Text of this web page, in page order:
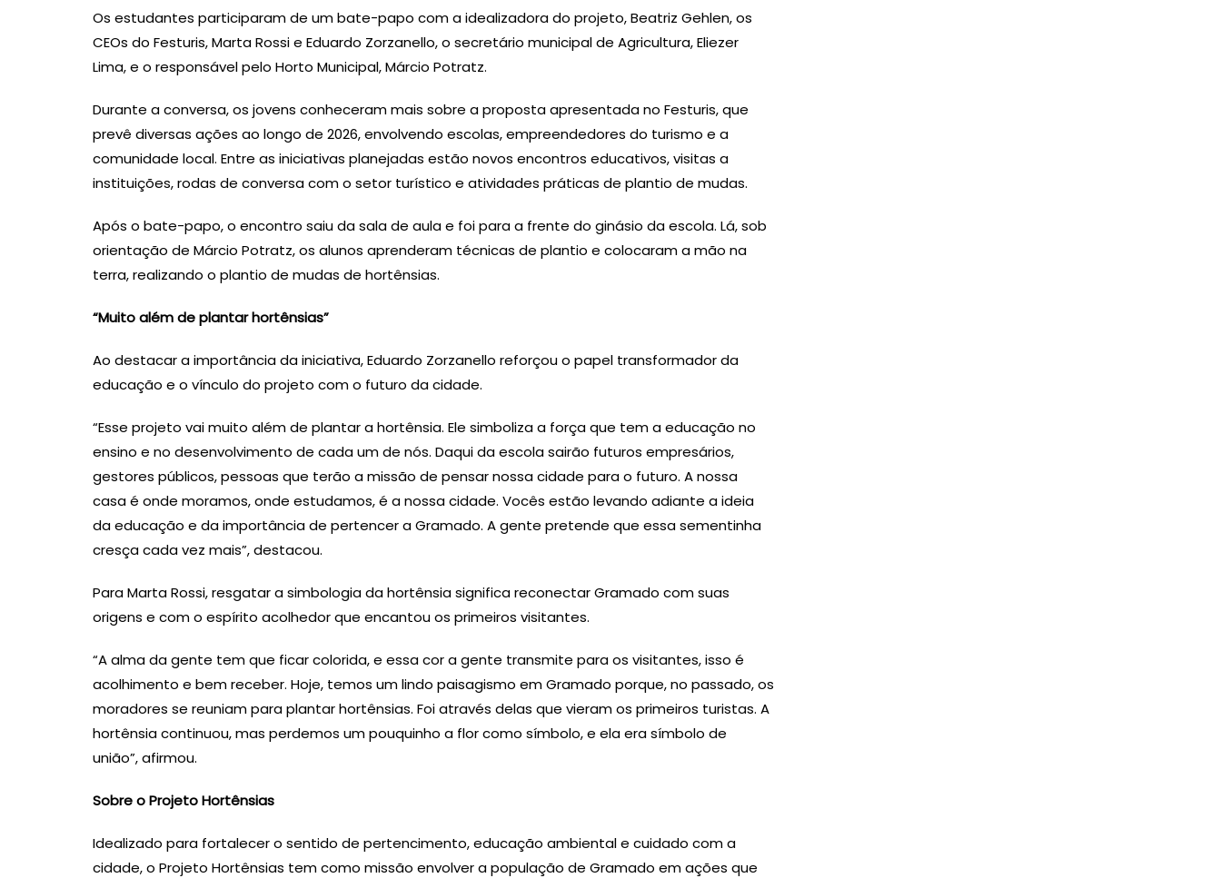
Os estudantes participaram de um bate-papo com a idealizadora do projeto, Beatriz Gehlen, os
CEOs do Festuris, Marta Rossi e Eduardo Zorzanello, o secretário municipal de Agricultura, Eliezer
Lima, e o responsável pelo Horto Municipal, Márcio Potratz.
Durante a conversa, os jovens conheceram mais sobre a proposta apresentada no Festuris, que
prevê diversas ações ao longo de 2026, envolvendo escolas, empreendedores do turismo e a
comunidade local. Entre as iniciativas planejadas estão novos encontros educativos, visitas a
instituições, rodas de conversa com o setor turístico e atividades práticas de plantio de mudas.
Após o bate-papo, o encontro saiu da sala de aula e foi para a frente do ginásio da escola. Lá, sob
orientação de Márcio Potratz, os alunos aprenderam técnicas de plantio e colocaram a mão na
terra, realizando o plantio de mudas de hortênsias.
“Muito além de plantar hortênsias”
Ao destacar a importância da iniciativa, Eduardo Zorzanello reforçou o papel transformador da
educação e o vínculo do projeto com o futuro da cidade.
“Esse projeto vai muito além de plantar a hortênsia. Ele simboliza a força que tem a educação no
ensino e no desenvolvimento de cada um de nós. Daqui da escola sairão futuros empresários,
gestores públicos, pessoas que terão a missão de pensar nossa cidade para o futuro. A nossa
casa é onde moramos, onde estudamos, é a nossa cidade. Vocês estão levando adiante a ideia
da educação e da importância de pertencer a Gramado. A gente pretende que essa sementinha
cresça cada vez mais”, destacou.
Para Marta Rossi, resgatar a simbologia da hortênsia significa reconectar Gramado com suas
origens e com o espírito acolhedor que encantou os primeiros visitantes.
“A alma da gente tem que ficar colorida, e essa cor a gente transmite para os visitantes, isso é
acolhimento e bem receber. Hoje, temos um lindo paisagismo em Gramado porque, no passado, os
moradores se reuniam para plantar hortênsias. Foi através delas que vieram os primeiros turistas. A
hortênsia continuou, mas perdemos um pouquinho a flor como símbolo, e ela era símbolo de
união”, afirmou.
Sobre o Projeto Hortênsias
Idealizado para fortalecer o sentido de pertencimento, educação ambiental e cuidado com a
cidade, o Projeto Hortênsias tem como missão envolver a população de Gramado em ações que